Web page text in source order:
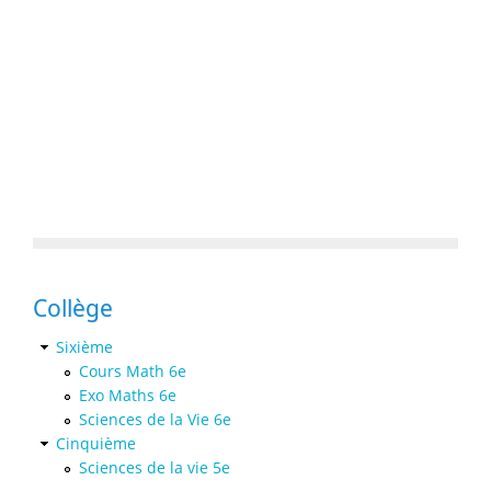
Collège
Sixième
Cours Math 6e
Exo Maths 6e
Sciences de la Vie 6e
Cinquième
Sciences de la vie 5e